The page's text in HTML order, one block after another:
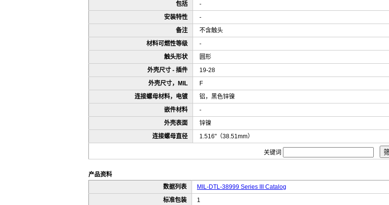
包括
-
安装特性
-
备注
不含触头
材料可燃性等级
-
触头形状
圆形
外壳尺寸 - 插件
19-28
外壳尺寸，MIL
F
连接螺母材料，电镀
铝，黑色锌镍
嵌件材料
-
外壳表面
锌镍
连接螺母直径
1.516"（38.51mm）
关键词
产品资料
数据列表
MIL-DTL-38999 Series III Catalog
标准包装
1